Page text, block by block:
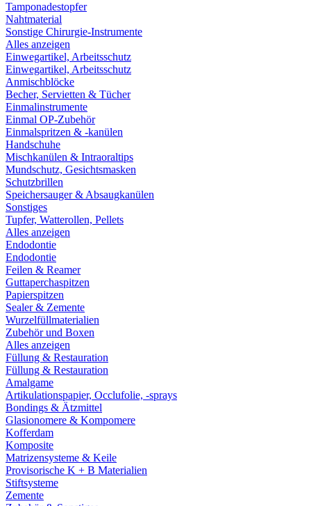
Tamponadestopfer
Nahtmaterial
Sonstige Chirurgie-Instrumente
Alles anzeigen
Einwegartikel, Arbeitsschutz
Einwegartikel, Arbeitsschutz
Anmischblöcke
Becher, Servietten & Tücher
Einmalinstrumente
Einmal OP-Zubehör
Einmalspritzen & -kanülen
Handschuhe
Mischkanülen & Intraoraltips
Mundschutz, Gesichtsmasken
Schutzbrillen
Speichersauger & Absaugkanülen
Sonstiges
Tupfer, Watterollen, Pellets
Alles anzeigen
Endodontie
Endodontie
Feilen & Reamer
Guttaperchaspitzen
Papierspitzen
Sealer & Zemente
Wurzelfüllmaterialien
Zubehör und Boxen
Alles anzeigen
Füllung & Restauration
Füllung & Restauration
Amalgame
Artikulationspapier, Occlufolie, -sprays
Bondings & Ätzmittel
Glasionomere & Kompomere
Kofferdam
Komposite
Matrizensysteme & Keile
Provisorische K + B Materialien
Stiftsysteme
Zemente